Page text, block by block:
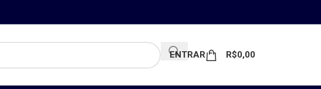
ENTRAR R$0,00